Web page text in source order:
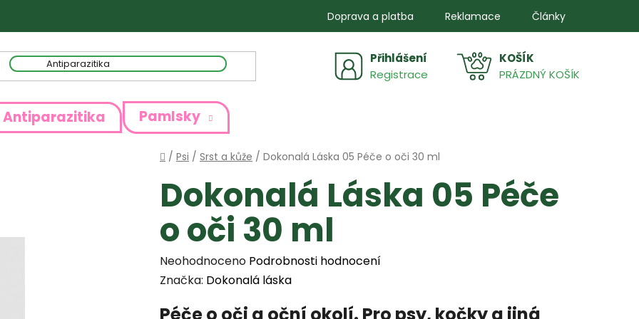
Doprava a platba Reklamace Články
Přihlášení
Registrace
NÁKUPNÍPRÁZDNÝ KOŠÍK
Antiparazitika Pamlsky
Domů
/ Psi / Srst a kůže / Dokonalá Láska 05 Péče o oči 30 ml
Dokonalá Láska 05 Péče
o oči 30 ml
Průměrné
hodnocení
Neohodnoceno Podrobnosti hodnocení
Značka: Dokonalá láska
Péče o oči a oční okolí. Pro psy, kočky a jiná